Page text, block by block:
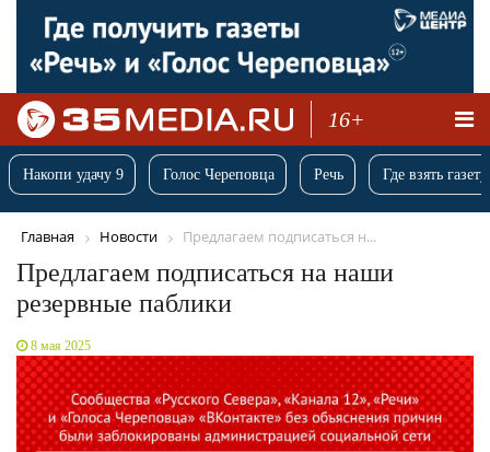
16+
Накопи удачу 9 Голос Череповца Речь Где взять
Главная Новости Предлагаем подписаться н...
Предлагаем подписаться на наши
резервные паблики
8 мая 2025